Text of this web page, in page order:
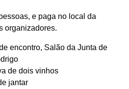
e paga no local da
organizadores.
encontro, Salão da Junta de
de dois vinhos
jantar